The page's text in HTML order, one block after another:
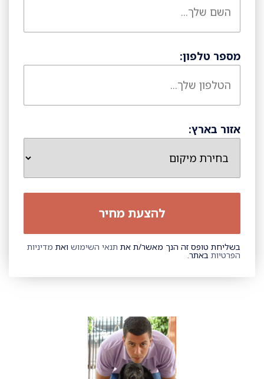
מספר טלפון:
אזור בארץ:
בשליחת טופס זה הנך מאשר/ת את תנאי השימוש ואת מדיניות
הפרטיות באתר.